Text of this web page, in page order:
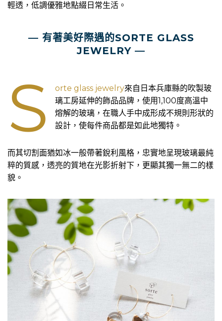
輕透，低調優雅地點綴日常生活。
— 有著美好際遇的SORTE GLASS
JEWELRY —
s orte glass jewelry來自日本兵庫縣的吹製玻
璃工房延伸的飾品品牌，使用1,100度高溫中
熔解的玻璃，在職人手中成形成不規則形狀的
設計，使每件商品都是如此地獨特。
而其切割面猶如冰一般帶著銳利風格，忠實地呈現玻璃最純
粹的質感，透亮的質地在光影折射下，更顯其獨一無二的樣
貌。